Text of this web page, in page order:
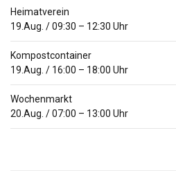
Heimatverein
19.Aug. /09:30 – 12:30 Uhr
Kompostcontainer
19.Aug. / 16:00 – 18:00 Uhr
Wochenmarkt
20.Aug. /07:00 – 13:00 Uhr